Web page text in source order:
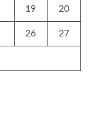
19 20
26 27